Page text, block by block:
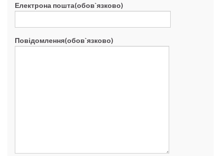
Електрона пошта(обов`язково)
Повідомлення(обов`язково)